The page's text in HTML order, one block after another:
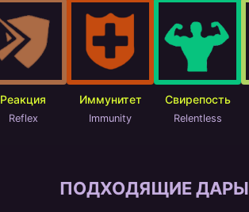
Реакция
Reflex
Иммунитет
Immunity
Свирепость
Relentless
ПОДХОДЯЩИЕ ДАРЫ